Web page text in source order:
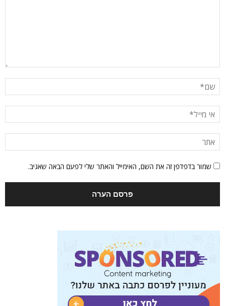
שמור בדפדפן זה את השם, האימייל והאתר שלי לפעם הבאה שאגיב.